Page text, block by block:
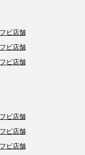
ビ店舗
ビ店舗
ビ店舗
ビ店舗
ビ店舗
ビ店舗